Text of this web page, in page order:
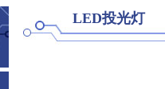
LED投光灯